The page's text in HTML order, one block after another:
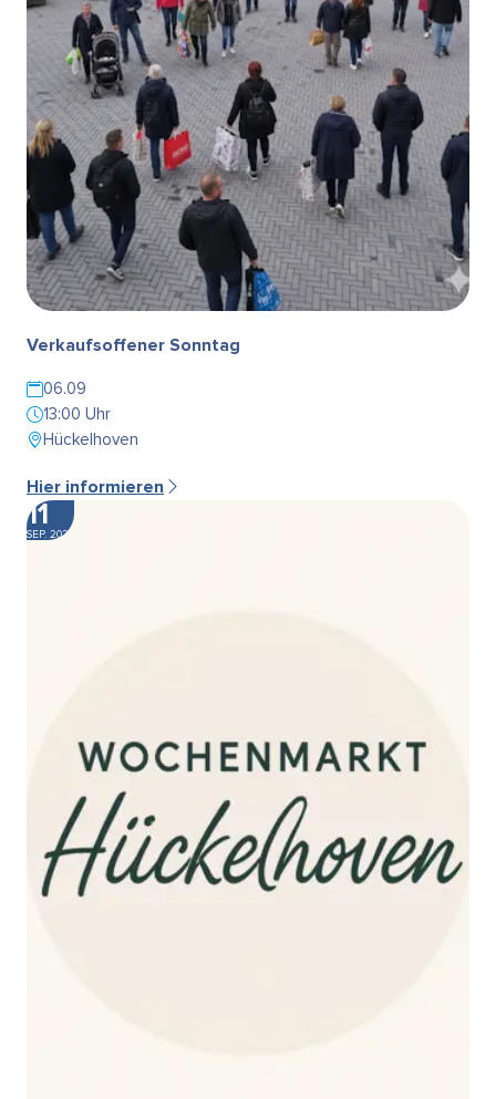
Verkaufsoffener Sonntag
06.09
13:00 Uhr
Hückelhoven
Hier informieren
11
SEP. 2026